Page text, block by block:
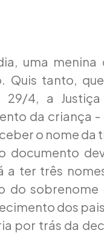
uma
Quis tanto,
29/4, a
da criança
o nome da
documento
a ter três
do
dos
por trás da